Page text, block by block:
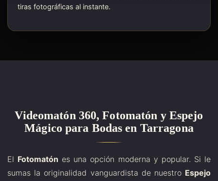
tiras fotográficas al instante.
Videomatón 360, Fotomatón y Espejo
Mágico para Bodas en Tarragona
El Fotomatón es una opción moderna y popular. Si le
sumas la originalidad vanguardista de nuestro Espejo